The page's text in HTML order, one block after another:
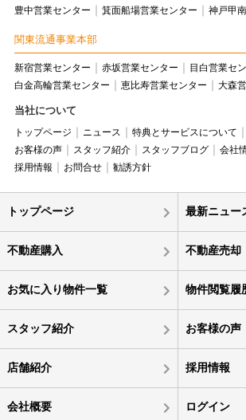
豊中営業センター
箕面船場営業センター 神戸甲
関東流通事業本部
新宿営業センター 赤坂営業センター
目白営業セ
白金高輪営業センター
恵比寿営業センター 大森
当社について
トップページ ニュース 特典とサービスについて
お客様の声
スタッフ紹介 スタッフブログ 会社
採用情報
お問合せ 勧誘方針
トップページ 最新ニュー
不動産購入 不動産売却
お気に入り物件一覧 物件閲覧履
スタッフ紹介 お客様の声
店舗紹介 採用情報
会社概要 ログイン